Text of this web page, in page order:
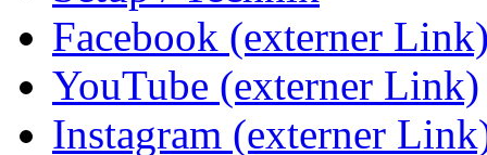
Facebook (externer
YouTube (externer Link)
Instagram (externer